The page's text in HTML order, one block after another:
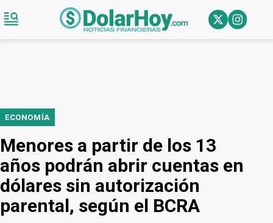
ECONOMÍA
Menores a partir de los 13
años podrán abrir cuentas en
dólares sin autorización
parental, según el BCRA